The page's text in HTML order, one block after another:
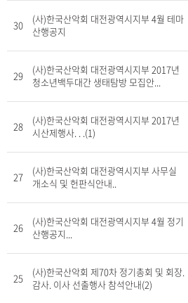
30
(사)한국산악회 대전광역시지부 4월 테마
산행공지
29
(사)한국산악회 대전광역시지부 2017년
청소년백두대간 생태탐방 모집안...
28
(사)한국산악회 대전광역시지부 2017년
시산제행사. . .(1)
27
(사)한국산악회 대전광역시지부 사무실
개소식 및 헌판식안내..
26
(사)한국산악회 대전광역시지부 4월 정기
산행공지...
25
(사)한국산악회 제70차 정기총회 및 회장.
감사. 이사 선출행사 참석안내(2)